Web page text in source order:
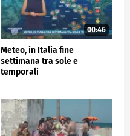
00:46
Meteo, in Italia fine
settimana tra sole e
temporali